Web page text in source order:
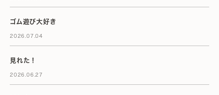
ゴム遊び大好き
2026.07.04
見れた！
2026.06.27